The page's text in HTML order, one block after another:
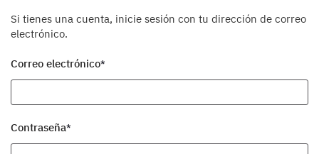
Si tienes una cuenta, inicie sesión con tu dirección de correo
electrónico.
Correo electrónico
Contraseña